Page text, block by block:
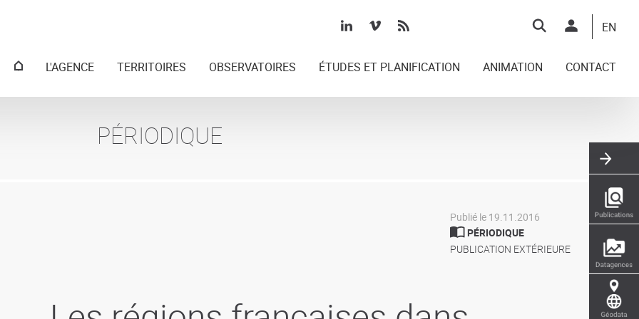
Top
EN
MenuL'AGENCE TERRITOIRES OBSERVATOIRES ÉTUDES ET PLANIFICATION ANIMATION CONTACT
PÉRIODIQUE
Publié le 19.11.2016
PÉRIODIQUE
PUBLICATION EXTÉRIEURE